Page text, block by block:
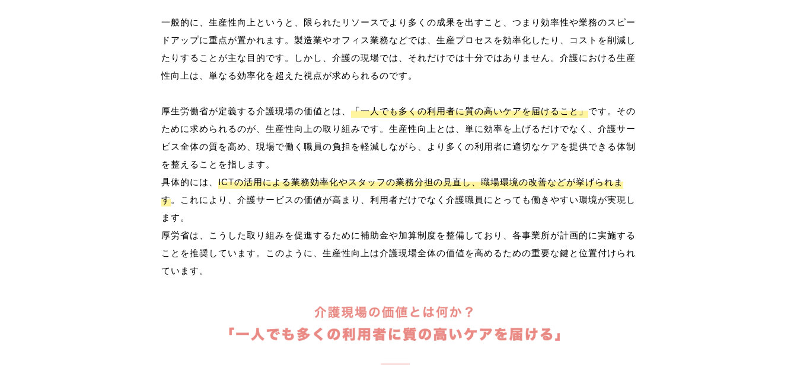
一般的に、生産性向上というと、限られたリソースでより多くの成果を出すこと、つまり効率性や業務のスピー
ドアップに重点が置かれます。製造業やオフィス業務などでは、生産プロセスを効率化したり、コストを削減し
たりすることが主な目的です。しかし、介護の現場では、それだけでは十分ではありません。介護における生産
性向上は、単なる効率化を超えた視点が求められるのです。
厚生労働省が定義する介護現場の価値とは、 「一人でも多くの利用者に質の高いケアを届けること」です。その
ために求められるのが、生産性向上の取り組みです。生産性向上とは、単に効率を上げるだけでなく、介護サー
ビス全体の質を高め、現場で働く職員の負担を軽減しながら、より多くの利用者に適切なケアを提供できる体制
を整えることを指します。
具体的には、 ICTの活用による業務効率化やスタッフの業務分担の見直し、職場環境の改善などが挙げられま
す。これにより、介護サービスの価値が高まり、利用者だけでなく介護職員にとっても働きやすい環境が実現し
ます。
厚労省は、こうした取り組みを促進するために補助金や加算制度を整備しており、各事業所が計画的に実施する
ことを推奨しています。このように、生産性向上は介護現場全体の価値を高めるための重要な鍵と位置付けられ